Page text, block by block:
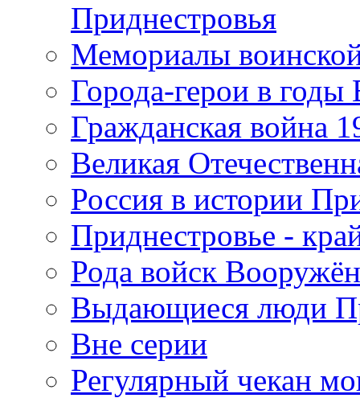
Приднестровья
Мемориалы
Города-герои в
Гражданская война
Великая
Россия в истории
Приднестровье -
Рода войск
Выдающиеся люди
Вне серии
Регулярный чекан